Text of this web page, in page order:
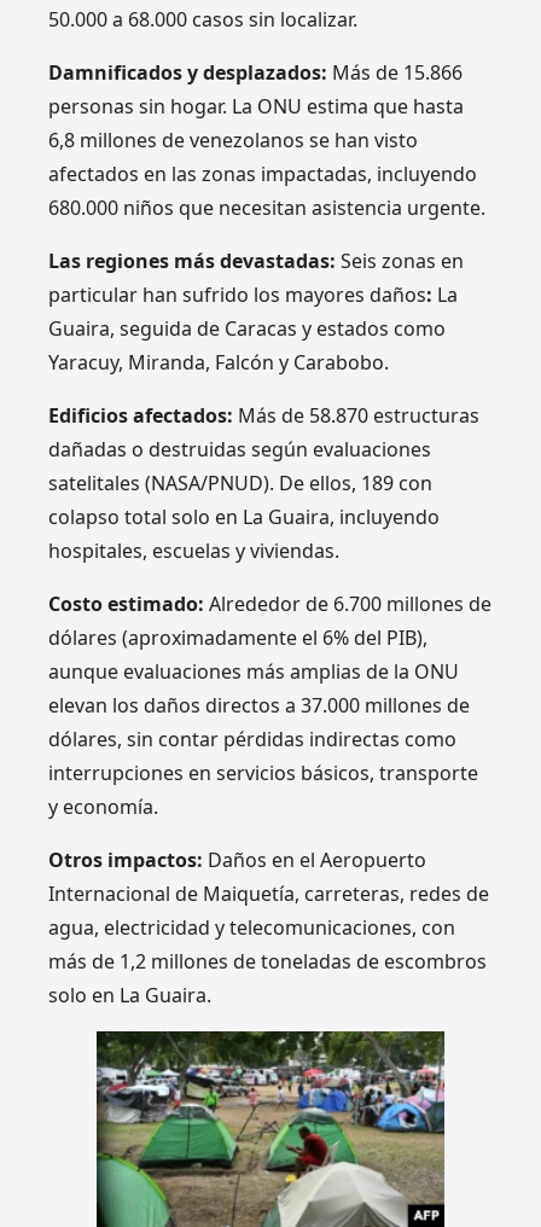
50.000 a 68.000 casos sin localizar.
Damnificados y desplazados: Más de 15.866
personas sin hogar. La ONU estima que hasta
6,8 millones de venezolanos se han visto
afectados en las zonas impactadas, incluyendo
680.000 niños que necesitan asistencia urgente.
Las regiones más devastadas:Seis zonas en
particular han sufrido los mayores daños: La
Guaira, seguida de Caracas y estados como
Yaracuy, Miranda, Falcón y Carabobo.
Edificios afectados: Más de 58.870 estructuras
dañadas o destruidas según evaluaciones
satelitales (NASA/PNUD). De ellos, 189 con
colapso total solo en La Guaira, incluyendo
hospitales, escuelas y viviendas.
Costo estimado:Alrededor de 6.700 millones de
dólares (aproximadamente el 6% del PIB),
aunque evaluaciones más amplias de la ONU
elevan los daños directos a 37.000 millones de
dólares, sin contar pérdidas indirectas como
interrupciones en servicios básicos, transporte
y economía.
Otros impactos: Daños en el Aeropuerto
Internacional de Maiquetía, carreteras, redes de
agua, electricidad y telecomunicaciones, con
más de 1,2 millones de toneladas de escombros
solo en La Guaira.